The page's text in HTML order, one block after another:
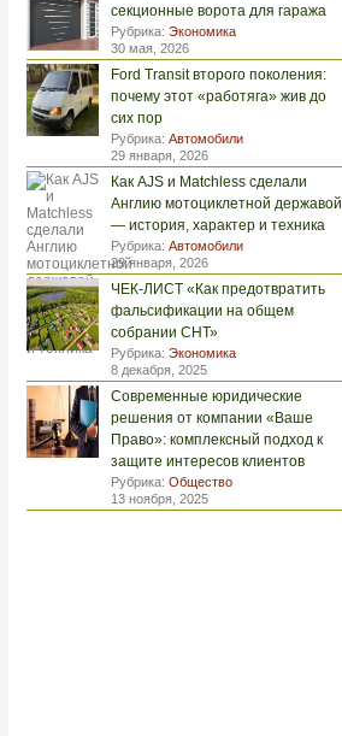
секционные ворота для гаража
Рубрика: Экономика
30 мая, 2026
Ford Transit второго поколения:
почему этот «работяга» жив до
сих пор
Рубрика: Автомобили
29 января, 2026
Как AJS и Matchless сделали
Англию мотоциклетной державой
— история, характер и техника
Рубрика: Автомобили
29 января, 2026
ЧЕК-ЛИСТ «Как предотвратить
фальсификации на общем
собрании СНТ»
Рубрика: Экономика
8 декабря, 2025
Современные юридические
решения от компании «Ваше
Право»: комплексный подход к
защите интересов клиентов
Рубрика: Общество
13 ноября, 2025